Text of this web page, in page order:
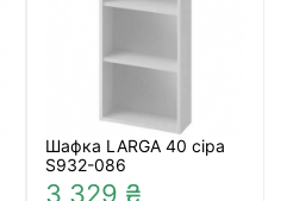
Шафка LARGA 40 сіра
S932-086
3 329 ₴